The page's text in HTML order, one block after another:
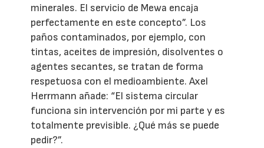
minerales. El servicio de Mewa encaja
perfectamente en este concepto”. Los
paños contaminados, por ejemplo, con
tintas, aceites de impresión, disolventes o
agentes secantes, se tratan de forma
respetuosa con el medioambiente. Axel
Herrmann añade: “El sistema circular
funciona sin intervención por mi parte y es
totalmente previsible. ¿Qué más se puede
pedir?”.